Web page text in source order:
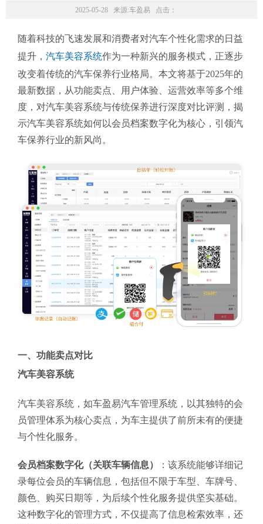
2025-05-28 来源:车盈易 点击：
随着科技的飞速发展和消费者对汽车个性化需求的日益
提升， 汽车美容系统作为一种新兴的服务模式，正逐步
改变着传统的汽车保养行业格局。本文将基于2025年的
最新数据，从功能卖点、用户体验、运营效率等多个维
度，对汽车美容系统与传统保养进行深度对比评测，揭
示汽车美容系统如何以会员档案数字化为核心，引领汽
车保养行业的新风尚。
一、功能卖点对比
汽车美容系统
汽车美容系统，如车盈易汽车管理系统，以其独特的会
员管理体系为核心卖点，为车主提供了前所未有的便捷
与个性化服务。
会员档案数字化（关联车辆信息）
：该系统能够详细记
录每位会员的车辆信息，包括但不限于车型、车牌号、
颜色、购买日期等，为后续个性化服务提供坚实基础。
这种数字化的管理方式，不仅提高了信息检索效率，还